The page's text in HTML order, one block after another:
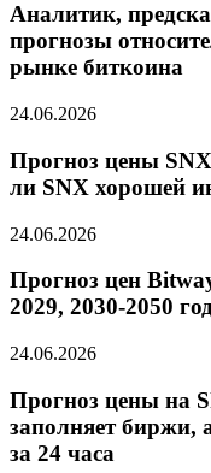
Аналитик,
прогнозы
рынке биткоина
24.06.2026
Прогноз цены
ли SNX хорошей
24.06.2026
Прогноз цен
2029, 2030-2050
24.06.2026
Прогноз цены на
заполняет биржи,
за 24 часа